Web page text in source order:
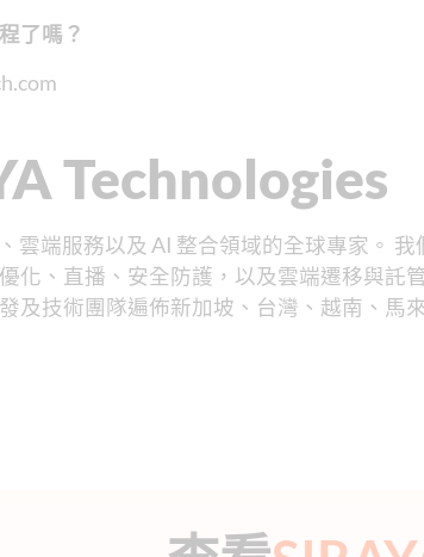
了嗎？
Technologies
雲端服務以及 AI 整合領域的全球專家。
化、直播、安全防護，以及雲端遷移與託
及技術團隊遍佈新加坡、台灣、越南、馬